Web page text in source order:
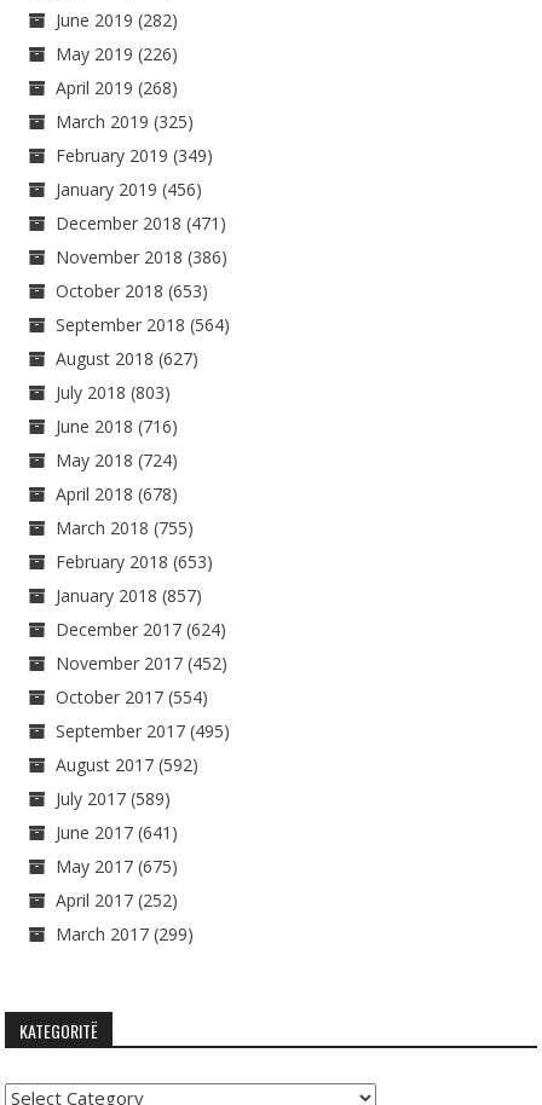
June 2019 (282)
May 2019 (226)
April 2019 (268)
March 2019 (325)
February 2019 (349)
January 2019 (456)
December 2018 (471)
November 2018 (386)
October 2018 (653)
September 2018 (564)
August 2018 (627)
July 2018 (803)
June 2018 (716)
May 2018 (724)
April 2018 (678)
March 2018 (755)
February 2018 (653)
January 2018 (857)
December 2017 (624)
November 2017 (452)
October 2017 (554)
September 2017 (495)
August 2017 (592)
July 2017 (589)
June 2017 (641)
May 2017 (675)
April 2017 (252)
March 2017 (299)
KATEGORITË
Kategoritë